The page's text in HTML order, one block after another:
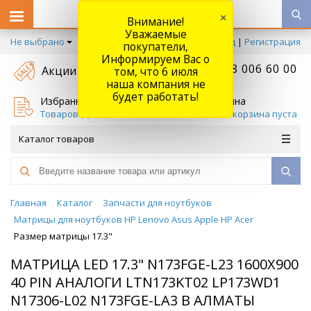
Не выбрано Вход | Регистрация
Акции +7 778 006 60 00
Избранное
Товаров (
Корзина
Ваша корзина пуста
Каталог товаров
Главная Каталог
Запчасти для ноутбуков
Матрицы для ноутбуков HP Lenovo Asus Apple HP Acer
Размер матрицы 17.3"
МАТРИЦА LED 17.3" N173FGE-L23 1600X900
40 PIN АНАЛОГИ LTN173KT02 LP173WD1
N17306-L02 N173FGE-LA3 В АЛМАТЫ
Внимание!
Уважаемые
покупатели,
Информируем Вас о
том, что 6 июля
наша компания не
будет работать!
×